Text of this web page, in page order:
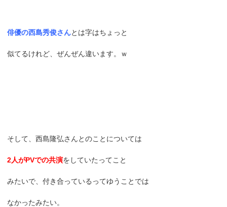
俳優の西島秀俊さんとは字はちょっと
似てるけれど、ぜんぜん違います。ｗ
そして、西島隆弘さんとのことについては
2人がPVでの共演をしていたってこと
みたいで、付き合っているってゆうことでは
なかったみたい。